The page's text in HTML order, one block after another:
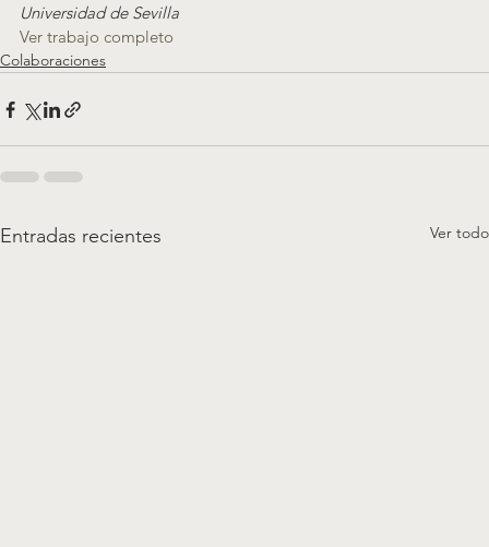
Universidad de Sevilla
Ver trabajo completo
Colaboraciones
Entradas recientes Ver todo